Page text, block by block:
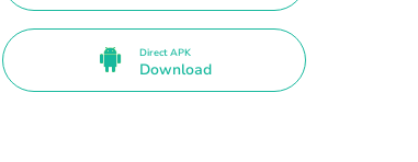
Direct APK
Download